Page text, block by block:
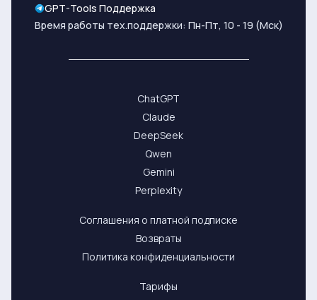
GPT-Tools Поддержка
Время работы тех.поддержки: Пн-Пт, 10 - 19 (Мск)
ChatGPT
Claude
DeepSeek
Qwen
Gemini
Perplexity
Соглашения о платной подписке
Возвраты
Политика конфиденциальности
Тарифы